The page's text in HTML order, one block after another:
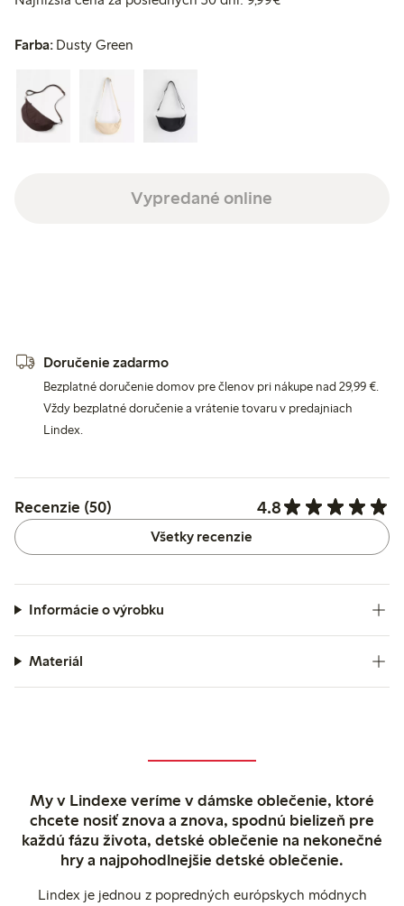
Farba: Dusty Green
Vypredané online
Doručenie zadarmo
Bezplatné doručenie domov pre členov pri nákupe nad 29,99 €.
Vždy bezplatné doručenie a vrátenie tovaru v predajniach
Lindex.
Recenzie (50) 4.8
Všetky recenzie
Informácie o výrobku
Materiál
My v Lindexe veríme v dámske oblečenie, ktoré
chcete nosiť znova a znova, spodnú bielizeň pre
každú fázu života, detské oblečenie na nekonečné
hry a najpohodlnejšie detské oblečenie.
Lindex je jednou z popredných európskych módnych